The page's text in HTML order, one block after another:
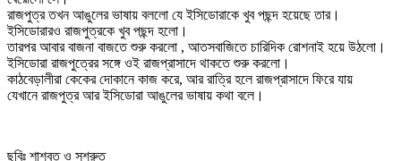
রাজপুত্র তখন আঙুলের ভাষায় বললো যে ইসিডোরাকে খুব পছন্দ হয়েছে তার।
ইসিডোরারও রাজপুত্রকে খুব পছন্দ হলো।
তারপর আবার বাজনা বাজতে শুরু করলো , আতসবাজিতে চারিদিক রোশনাই হয়ে উঠলো।
ইসিডোরা রাজপুত্রের সঙ্গে ওই রাজপ্রাসাদে থাকতে শুরু করলো।
কাঠবেড়ালীরা কেকের দোকানে কাজ করে, আর রাত্রি হলে রাজপ্রাসাদে ফিরে যায়
যেখানে রাজপুত্র আর ইসিডোরা আঙুলের ভাষায় কথা বলে।
ছবিঃ শাশ্বত ও সুশ্রুত